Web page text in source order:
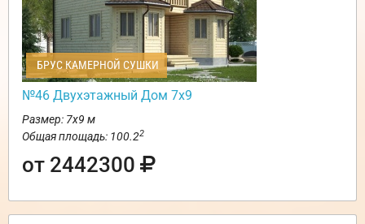
БРУС КАМЕРНОЙ СУШКИ
№46 Двухэтажный Дом 7х9
Размер: 7х9 м
Общая площадь: 100.22
от 2442300